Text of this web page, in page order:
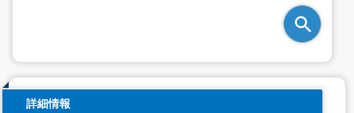
詳細情報